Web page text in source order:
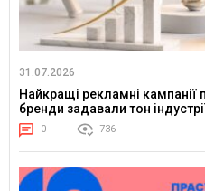
31.07.2026
Найкращі рекламні кампанії
бренди задавали тон
0 736